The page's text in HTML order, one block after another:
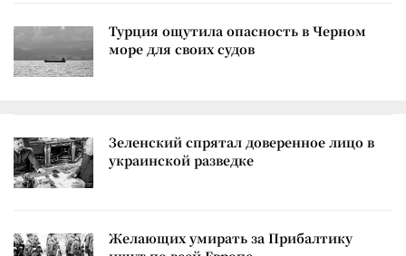
Турция ощутила опасность в Черном
море для своих судов
Зеленский спрятал доверенное лицо в
украинской разведке
Желающих умирать за Прибалтику